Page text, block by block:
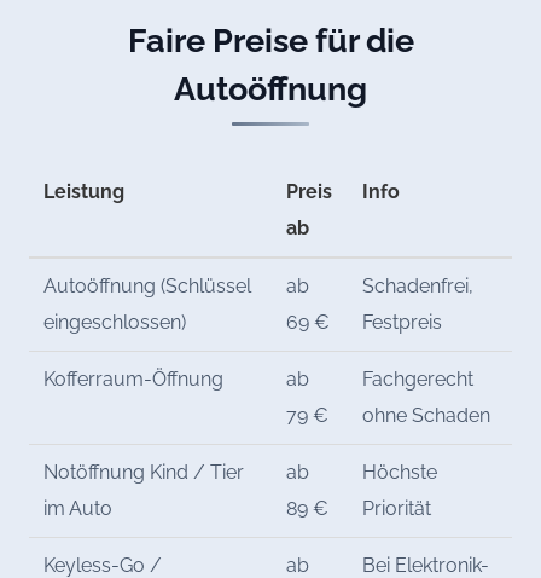
Faire Preise für die
Autoöffnung
Leistung
Preis
ab
Info
Autoöffnung (Schlüssel
eingeschlossen)
ab
69 €
Schadenfrei,
Festpreis
Kofferraum-Öffnung
ab
79 €
Fachgerecht
ohne Schaden
Notöffnung Kind / Tier
im Auto
ab
89 €
Höchste
Priorität
Keyless-Go /
ab
Bei Elektronik-